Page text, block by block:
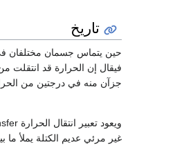
تاريخ
حين يتماس جسمان مختلفان
فيقال إن الحرارة قد
جزآن منه في درجتين من
ويعود تعبير انتقال الحرارة heat transfer أصلاً إلى الاعتقاد الذي كان سائداً حتى أواخر
غير مرئي عديم الكتلة يملأ